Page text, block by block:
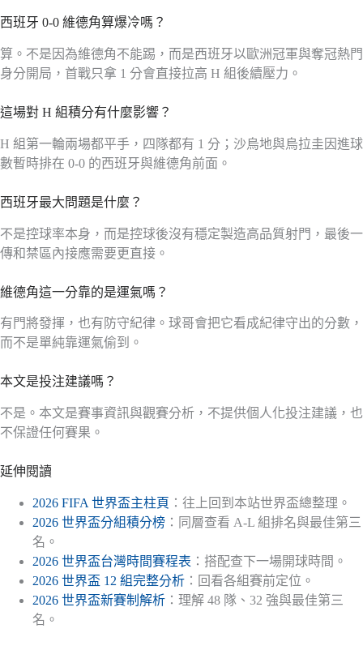
西班牙 0-0 維德角算爆冷嗎？
算。不是因為維德角不能踢，而是西班牙以歐洲冠軍與奪冠熱門
身分開局，首戰只拿 1 分會直接拉高 H 組後續壓力。
這場對 H 組積分有什麼影響？
H 組第一輪兩場都平手，四隊都有 1 分；沙烏地與烏拉圭因進球
數暫時排在 0-0 的西班牙與維德角前面。
西班牙最大問題是什麼？
不是控球率本身，而是控球後沒有穩定製造高品質射門，最後一
傳和禁區內接應需要更直接。
維德角這一分靠的是運氣嗎？
有門將發揮，也有防守紀律。球哥會把它看成紀律守出的分數，
而不是單純靠運氣偷到。
本文是投注建議嗎？
不是。本文是賽事資訊與觀賽分析，不提供個人化投注建議，也
不保證任何賽果。
延伸閱讀
2026 FIFA 世界盃主柱頁 ：往上回到本站世界盃總整理。
2026 世界盃分組積分榜 ：同層查看 A-L 組排名與最佳第三
名。
2026 世界盃台灣時間賽程表 ：搭配查下一場開球時間。
2026 世界盃 12 組完整分析 ：回看各組賽前定位。
2026 世界盃新賽制解析 ：理解 48 隊、32 強與最佳第三
名。